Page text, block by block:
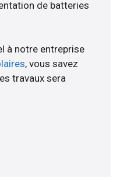
de batteries
à notre entreprise
, vous savez
travaux sera